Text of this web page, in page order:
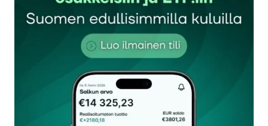
Sähköpostiosoitettasi ei julkaista.Pakolliset
kentät on merkitty*
Kommentti*